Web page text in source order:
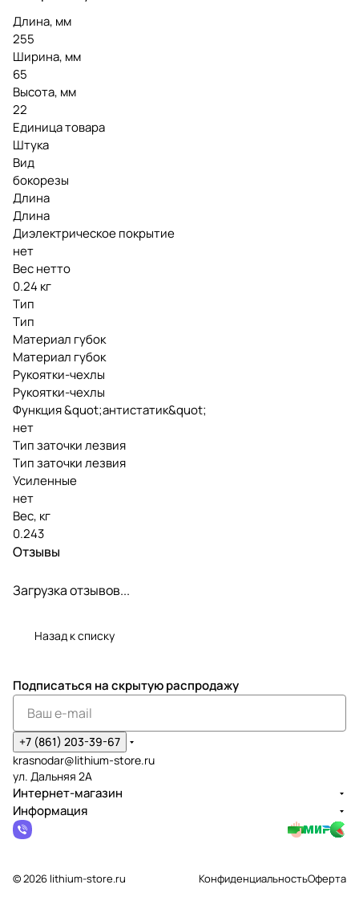
Длина, мм
255
Ширина, мм
65
Высота, мм
22
Единица товара
Штука
Вид
бокорезы
Длина
Длина
Диэлектрическое покрытие
нет
Вес нетто
0.24 кг
Тип
Тип
Материал губок
Материал губок
Рукоятки-чехлы
Рукоятки-чехлы
Функция &quot;антистатик&quot;
нет
Тип заточки лезвия
Тип заточки лезвия
Усиленные
нет
Вес, кг
0.243
Отзывы
Загрузка отзывов...
Назад к списку
Подписаться на скрытую распродажу
+7 (861) 203-39-67
krasnodar@lithium-store.ru
ул. Дальняя 2А
Интернет-магазин
Информация
© 2026 lithium-store.ru КонфиденциальностьОферта